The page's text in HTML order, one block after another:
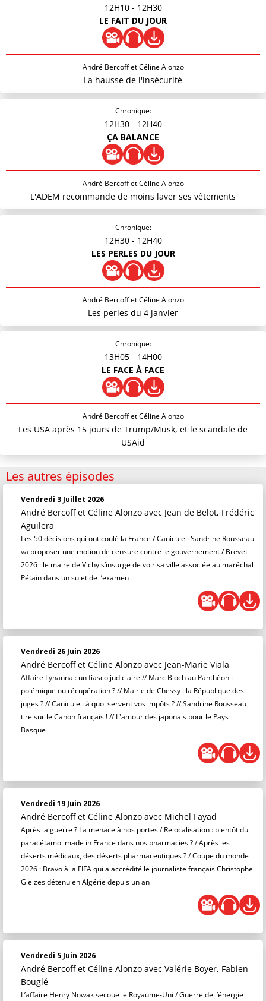
12H10 - 12H30
LE FAIT DU JOUR
André Bercoff et Céline Alonzo
La hausse de l'insécurité
Chronique:
12H30 - 12H40
ÇA BALANCE
André Bercoff et Céline Alonzo
L'ADEM recommande de moins laver ses vêtements
Chronique:
12H30 - 12H40
LES PERLES DU JOUR
André Bercoff et Céline Alonzo
Les perles du 4 janvier
Chronique:
13H05 - 14H00
LE FACE À FACE
André Bercoff et Céline Alonzo
Les USA après 15 jours de Trump/Musk, et le scandale de
USAid
Les autres épisodes
Vendredi 3 Juillet 2026
André Bercoff et Céline Alonzo avec Jean de Belot, Frédéric
Aguilera
Les 50 décisions qui ont coulé la France / Canicule : Sandrine Rousseau
va proposer une motion de censure contre le gouvernement / Brevet
2026 : le maire de Vichy s’insurge de voir sa ville associée au maréchal
Pétain dans un sujet de l’examen
Vendredi 26 Juin 2026
André Bercoff et Céline Alonzo avec Jean-Marie Viala
Affaire Lyhanna : un fiasco judiciaire // Marc Bloch au Panthéon :
polémique ou récupération ? // Mairie de Chessy : la République des
juges ? // Canicule : à quoi servent vos impôts ? // Sandrine Rousseau
tire sur le Canon français ! // L'amour des japonais pour le Pays
Basque
Vendredi 19 Juin 2026
André Bercoff et Céline Alonzo avec Michel Fayad
Après la guerre ? La menace à nos portes / Relocalisation : bientôt du
paracétamol made in France dans nos pharmacies ? / Après les
déserts médicaux, des déserts pharmaceutiques ? / Coupe du monde
2026 : Bravo à la FIFA qui a accrédité le journaliste français Christophe
Gleizes détenu en Algérie depuis un an
Vendredi 5 Juin 2026
André Bercoff et Céline Alonzo avec Valérie Boyer, Fabien
Bouglé
L’affaire Henry Nowak secoue le Royaume-Uni / Guerre de l’énergie :